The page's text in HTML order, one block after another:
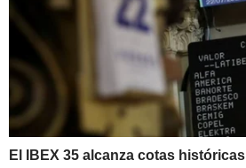
El IBEX 35 alcanza cotas históricas